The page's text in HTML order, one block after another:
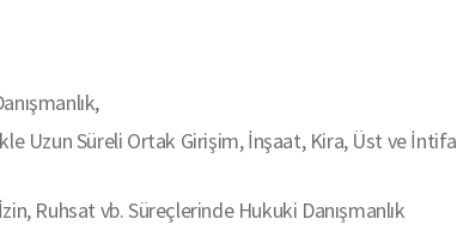
Uzun Süreli Ortak Girişim, İnşaat, Kira, Üst ve İntifa
Ruhsat vb. Süreçlerinde Hukuki Danışmanlık